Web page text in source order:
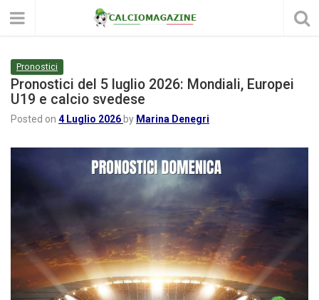
Pronostici
Pronostici del 5 luglio 2026: Mondiali, Europei
U19 e calcio svedese
Posted on 4 Luglio 2026 by Marina Denegri